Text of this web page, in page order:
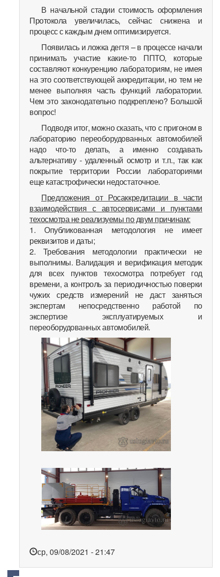
В начальной стадии стоимость оформления
Протокола увеличилась, сейчас снижена и
процесс с каждым днем оптимизируется.
Появилась и ложка дегтя – в процессе начали
принимать участие какие-то ППТО, которые
составляют конкуренцию лабораториям, не имея
на это соответствующей аккредитации, но тем не
менее выполняя часть функций лаборатории.
Чем это законодательно подкреплено? Большой
вопрос!
Подводя итог, можно сказать, что с пригоном в
лабораторию переоборудованных автомобилей
надо что-то делать, а именно создавать
альтернативу - удаленный осмотр и т.п., так как
покрытие территории России лабораториями
еще катастрофически недостаточное.
Предложения от Росаккредитации в части
взаимодействия с автосервисами и пунктами
техосмотра не реализуемы по двум причинам:
1. Опубликованная методология не имеет
реквизитов и даты;
2. Требования методологии практически не
выполнимы. Валидация и верификация методик
для всех пунктов техосмотра потребует год
времени, а контроль за периодичностью поверки
чужих средств измерений не даст заняться
экспертам непосредственно работой по
экспертизе эксплуатируемых и
переоборудованных автомобилей.
ср, 09/08/2021 - 21:47